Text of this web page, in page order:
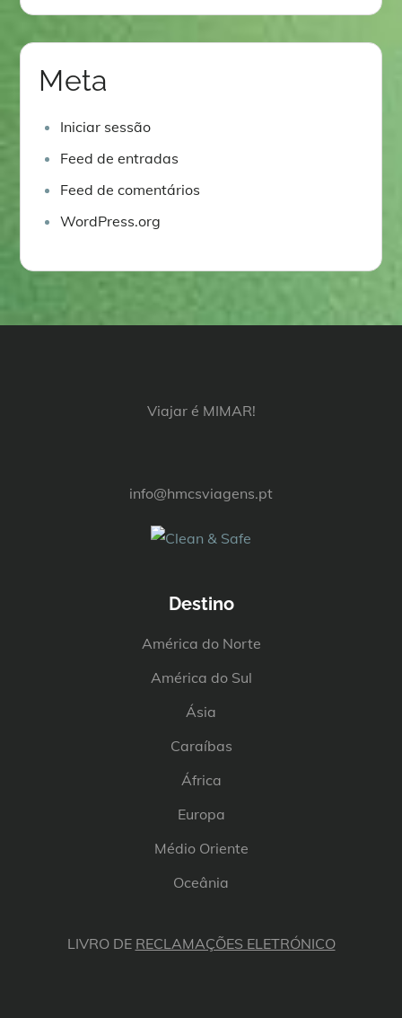
Meta
Iniciar sessão
Feed de entradas
Feed de comentários
WordPress.org
Viajar é MIMAR!
info@hmcsviagens.pt
Destino
América do Norte
América do Sul
Ásia
Caraíbas
África
Europa
Médio Oriente
Oceânia
LIVRO DE RECLAMAÇÕES ELETRÓNICO